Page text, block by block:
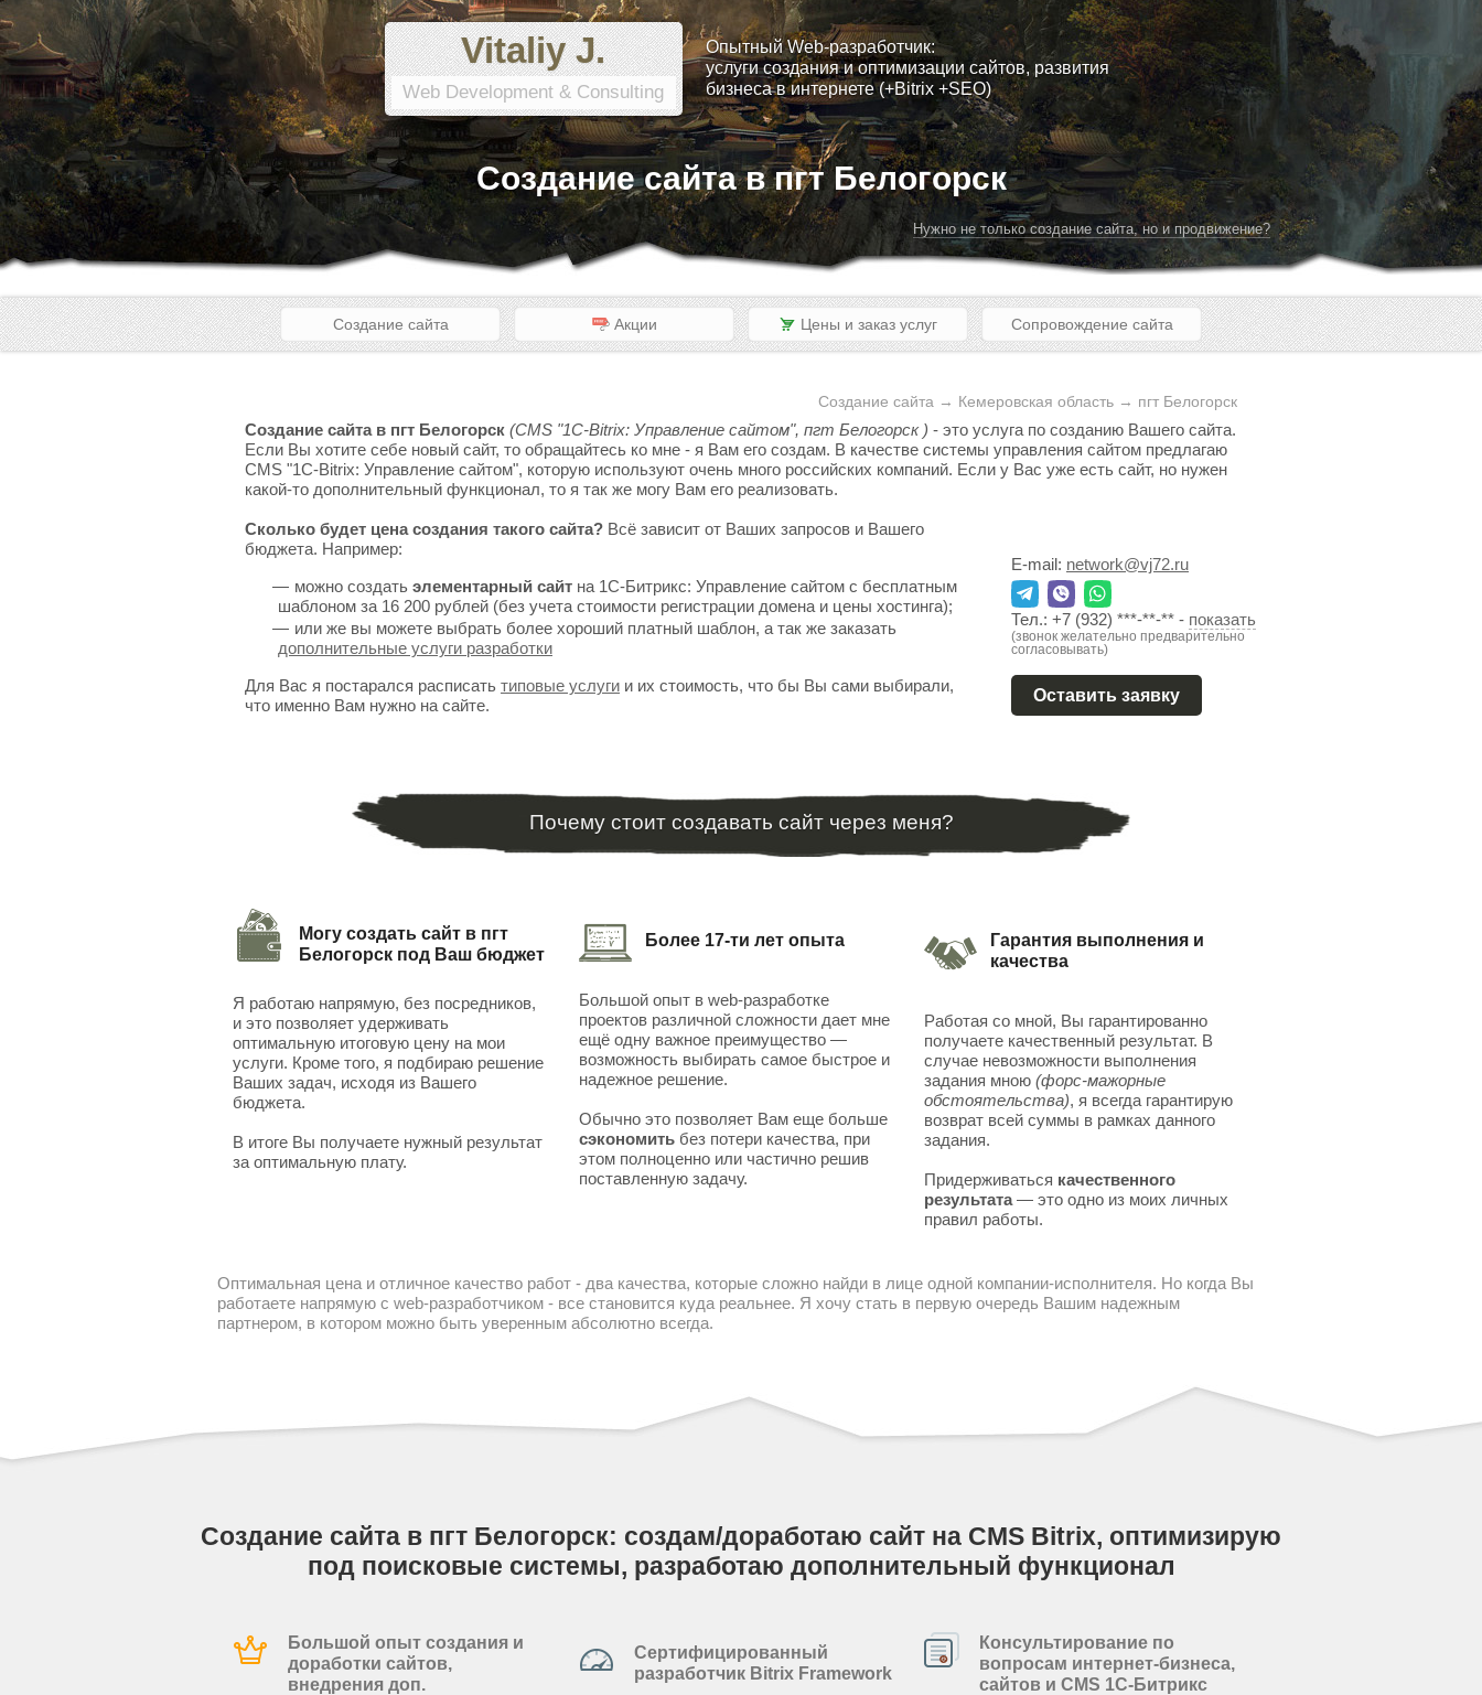
Vitaliy J.
Web Development & Consulting
Опытный Web-разработчик:
услуги создания и оптимизации сайтов, развития
бизнеса в интернете (+Bitrix +SEO)
Создание сайта в пгт Белогорск
Нужно не только создание сайта, но и продвижение?
Создание сайта Акции Цены и заказ услуг Сопровождение сайта
Создание сайта → Кемеровская область → пгт Белогорск
Создание сайта в пгт Белогорск (CMS "1C-Bitrix: Управление сайтом", пгт Белогорск ) - это услуга по созданию Вашего сайта.
Если Вы хотите себе новый сайт, то обращайтесь ко мне - я Вам его создам. В качестве системы управления сайтом предлагаю
CMS "1C-Bitrix: Управление сайтом", которую используют очень много российских компаний. Если у Вас уже есть сайт, но нужен
какой-то дополнительный функционал, то я так же могу Вам его реализовать.
Сколько будет цена создания такого сайта? Всё зависит от Ваших запросов и Вашего
бюджета. Например:
можно создать элементарный сайт на 1С-Битрикс: Управление сайтом с бесплатным
шаблоном за 16 200 рублей (без учета стоимости регистрации домена и цены хостинга);
или же вы можете выбрать более хороший платный шаблон, а так же заказать
дополнительные услуги разработки
Для Вас я постарался расписать типовые услуги и их стоимость, что бы Вы сами выбирали,
что именно Вам нужно на сайте.
E-mail: network@vj72.ru
Тел.: +7 (932) ***-**-** - показать
(звонок желательно предварительно
согласовывать)
Оставить заявку
Почему стоит создавать сайт через меня?
Могу создать сайт в пгт
Белогорск под Ваш бюджет
Я работаю напрямую, без посредников,
и это позволяет удерживать
оптимальную итоговую цену на мои
услуги. Кроме того, я подбираю решение
Ваших задач, исходя из Вашего
бюджета.
В итоге Вы получаете нужный результат
за оптимальную плату.
Более 17-ти лет опыта
Большой опыт в web-разработке
проектов различной сложности дает мне
ещё одну важное преимущество —
возможность выбирать самое быстрое и
надежное решение.
Обычно это позволяет Вам еще больше
сэкономитьбез потери качества, при
этом полноценно или частично решив
поставленную задачу.
Гарантия выполнения и
качества
Работая со мной, Вы гарантированно
получаете качественный результат. В
случае невозможности выполнения
задания мною(форс-мажорные
обстоятельства), я всегда гарантирую
возврат всей суммы в рамках данного
задания.
Придерживаться качественного
результата— это одно из моих личных
правил работы.
Оптимальная цена и отличное качество работ - два качества, которые сложно найди в лице одной компании-исполнителя. Но когда Вы
работаете напрямую с web-разработчиком - все становится куда реальнее. Я хочу стать в первую очередь Вашим надежным
партнером, в котором можно быть уверенным абсолютно всегда.
Создание сайта в пгт Белогорск: создам/доработаю сайт на CMS Bitrix, оптимизирую
под поисковые системы, разработаю дополнительный функционал
Большой опыт создания и
доработки сайтов,
внедрения доп.
Сертифицированный
разработчик Bitrix Framework
Консультирование по
вопросам интернет-бизнеса,
сайтов и CMS 1С-Битрикс